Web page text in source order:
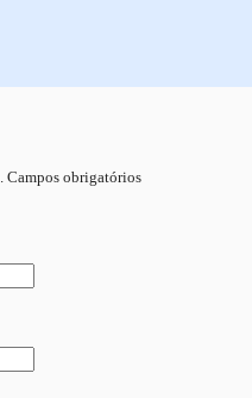
Campos obrigatórios